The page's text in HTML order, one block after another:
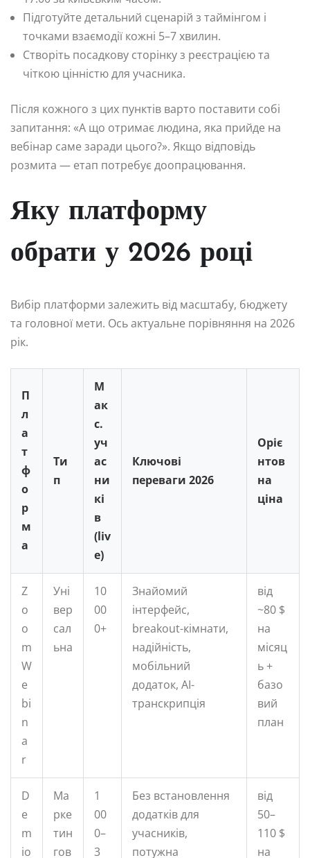
Підготуйте детальний сценарій з таймінгом і
точками взаємодії кожні 5–7 хвилин.
Створіть посадкову сторінку з реєстрацією та
чіткою цінністю для учасника.
Після кожного з цих пунктів варто поставити собі
запитання: «А що отримає людина, яка прийде на
вебінар саме заради цього?». Якщо відповідь
розмита — етап потребує доопрацювання.
Яку платформу
обрати у 2026 році
Вибір платформи залежить від масштабу, бюджету
та головної мети. Ось актуальне порівняння на 2026
рік.
П
л
а
т
ф
о
р
м
а
Ти
п
М
ак
с.
уч
ас
ни
кі
в
(liv
e)
Ключові
переваги 2026
Оріє
нтов
на
ціна
Z
o
o
m
W
e
bi
n
a
r
Уні
вер
сал
ьна
10
00
0+
Знайомий
інтерфейс,
breakout-кімнати,
надійність,
мобільний
додаток, AI-
транскрипція
від
~80 $
на
місяц
ь +
базо
вий
план
D
e
m
io
Ма
рке
тин
гов
1
00
0–
3
Без встановлення
додатків для
учасників,
потужна
від
50–
110 $
на